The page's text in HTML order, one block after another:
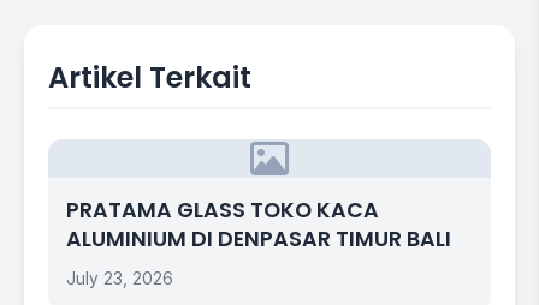
Artikel Terkait
PRATAMA GLASS TOKO KACA
ALUMINIUM DI DENPASAR TIMUR BALI
July 23, 2026